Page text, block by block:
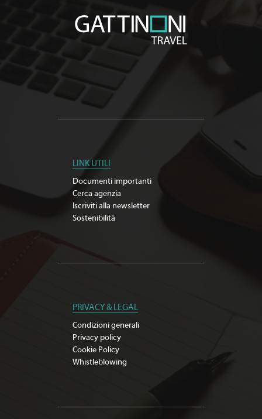
LINK UTILI
Documenti importanti
Cerca agenzia
Iscriviti alla newsletter
Sostenibilità
PRIVACY & LEGAL
Condizioni generali
Privacy policy
Cookie Policy
Whistleblowing